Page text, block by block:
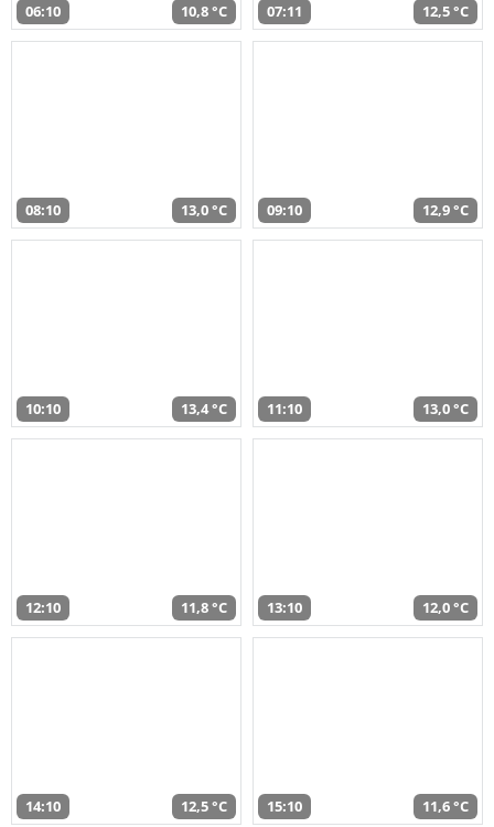
06:10 10,8 °C 07:11 12,5 °C
08:10 13,0 °C 09:10 12,9 °C
10:10 13,4 °C 11:10 13,0 °C
12:10 11,8 °C 13:10 12,0 °C
14:10 12,5 °C 15:10 11,6 °C